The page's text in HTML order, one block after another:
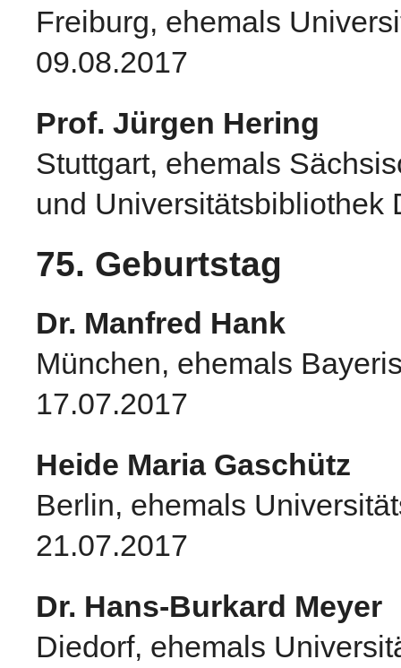
Freiburg, ehemals
09.08.2017
Prof. Jürgen Hering
Stuttgart, ehemals
und Universitätsbibliothek
75. Geburtstag
Dr. Manfred Hank
München, ehemals
17.07.2017
Heide Maria Gaschütz
Berlin, ehemals
21.07.2017
Dr. Hans-Burkard Meyer
Diedorf, ehemals